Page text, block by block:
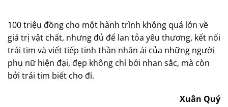
100 triệu đồng cho một hành trình không quá lớn về
giá trị vật chất, nhưng đủ để lan tỏa yêu thương, kết nối
trái tim và viết tiếp tinh thần nhân ái của những người
phụ nữ hiện đại, đẹp không chỉ bởi nhan sắc, mà còn
bởi trái tim biết cho đi.
Xuân Quý